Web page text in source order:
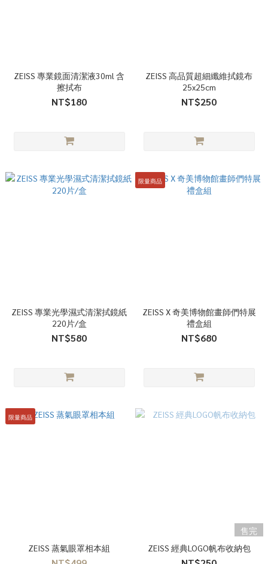
ZEISS 專業鏡面清潔液30ml 含
擦拭布
NT$180
ZEISS 高品質超細纖維拭鏡布
25x25cm
NT$250
ZEISS 專業光學濕式清潔拭鏡紙
220片/盒
NT$580
限量商品
ZEISS X 奇美博物館畫師們特展
禮盒組
NT$680
限量商品
ZEISS 蒸氣眼罩相本組
售完
ZEISS 經典LOGO帆布收納包